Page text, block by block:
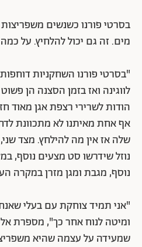
בסרטי פורנו כשנשים
מים. זה גם יכול להלחיץ. על כמה
"בסרטי פורנו השחקניות
לווגינה ואז בזמן הסצנה הן
הודות לשרירי רצפת אגן מאוד
אף אחת מאיתנו לא מתכוונת
שלה אז אין מה להילחץ. מצד
נוזל שידרשו סט מצעים נוסף,
נוסף, מגבת ומגן מזרן במקרה
"אני תמיד צוחקת עם בעלי